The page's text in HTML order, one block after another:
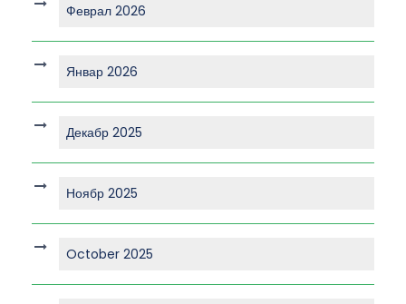
Феврал 2026
Январ 2026
Декабр 2025
Ноябр 2025
October 2025